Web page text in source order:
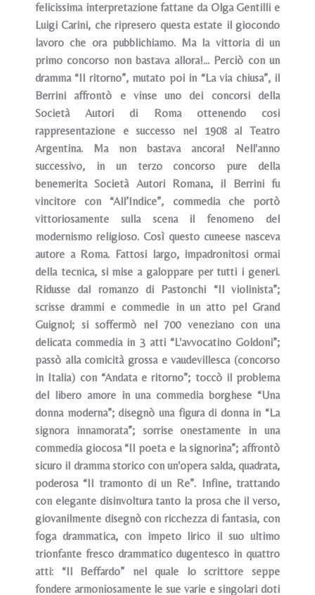
felicissima interpretazione fattane da Olga Gentilli e
Luigi Carini, che ripresero questa estate il giocondo
lavoro che ora pubblichiamo. Ma la vittoria di un
primo concorso non bastava allora!... Perciò con un
dramma “Il ritorno”, mutato poi in “La via chiusa”, il
Berrini affrontò e vinse uno dei concorsi della
Società Autori di Roma ottenendo cosi
rappresentazione e successo nel 1908 al Teatro
Argentina. Ma non bastava ancora! Nell'anno
successivo, in un terzo concorso pure della
benemerita Società Autori Romana, il Berrini fu
vincitore con “All’Indice”, commedia che portò
vittoriosamente sulla scena il fenomeno del
modernismo religioso. Così questo cuneese nasceva
autore a Roma. Fattosi largo, impadronitosi ormai
della tecnica, si mise a galoppare per tutti i generi.
Ridusse dal romanzo di Pastonchi “Il violinista”;
scrisse drammi e commedie in un atto pel Grand
Guignol; si soffermò nel 700 veneziano con una
delicata commedia in 3 atti “L'avvocatino Goldoni”;
passò alla comicità grossa e vaudevillesca (concorso
in Italia) con “Andata e ritorno”; toccò il problema
del libero amore in una commedia borghese “Una
donna moderna”; disegnò una figura di donna in “La
signora innamorata”; sorrise onestamente in una
commedia giocosa “Il poeta e la signorina”; affrontò
sicuro il dramma storico con un'opera salda, quadrata,
poderosa “Il tramonto di un Re”. Infine, trattando
con elegante disinvoltura tanto la prosa che il verso,
giovanilmente disegnò con ricchezza di fantasia, con
foga drammatica, con impeto lirico il suo ultimo
trionfante fresco drammatico dugentesco in quattro
atti: “Il Beffardo” nel quale lo scrittore seppe
fondere armoniosamente le sue varie e singolari doti